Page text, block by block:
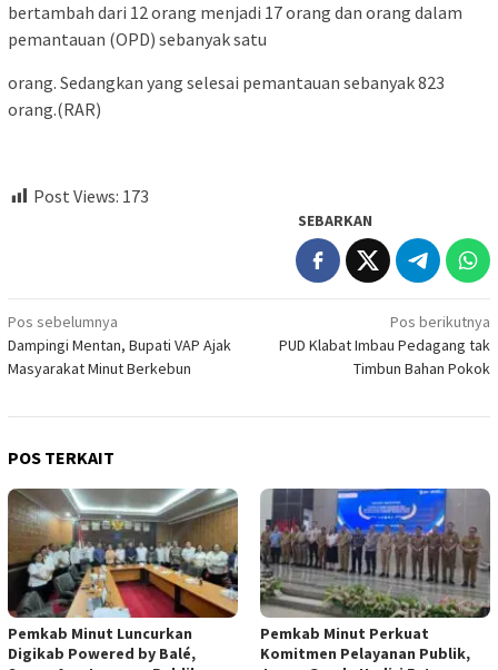
bertambah dari 12 orang menjadi 17 orang dan orang dalam
pemantauan (OPD) sebanyak satu
orang. Sedangkan yang selesai pemantauan sebanyak 823
orang.(RAR)
Post Views: 173
SEBARKAN
Navigasi
pos
Pos sebelumnya
Dampingi Mentan, Bupati VAP Ajak
Masyarakat Minut Berkebun
Pos berikutnya
PUD Klabat Imbau Pedagang tak
Timbun Bahan Pokok
POS TERKAIT
Pemkab Minut Luncurkan
Digikab Powered by Balé,
Pemkab Minut Perkuat
Komitmen Pelayanan Publik,